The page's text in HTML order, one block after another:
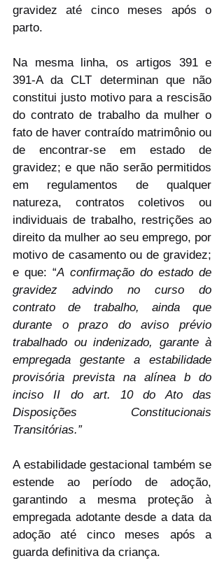
gravidez até cinco meses após o
parto.
Na mesma linha, os artigos 391 e
391-A da CLT determinan que não
constitui justo motivo para a rescisão
do contrato de trabalho da mulher o
fato de haver contraído matrimônio ou
de encontrar-se em estado de
gravidez; e que não serão permitidos
em regulamentos de qualquer
natureza, contratos coletivos ou
individuais de trabalho, restrições ao
direito da mulher ao seu emprego, por
motivo de casamento ou de gravidez;
e que: “A confirmação do estado de
gravidez advindo no curso do
contrato de trabalho, ainda que
durante o prazo do aviso prévio
trabalhado ou indenizado, garante à
empregada gestante a estabilidade
provisória prevista na alínea b do
inciso II do art. 10 do Ato das
Disposições Constitucionais
Transitórias.”
A estabilidade gestacional também se
estende ao período de adoção,
garantindo a mesma proteção à
empregada adotante desde a data da
adoção até cinco meses após a
guarda definitiva da criança.